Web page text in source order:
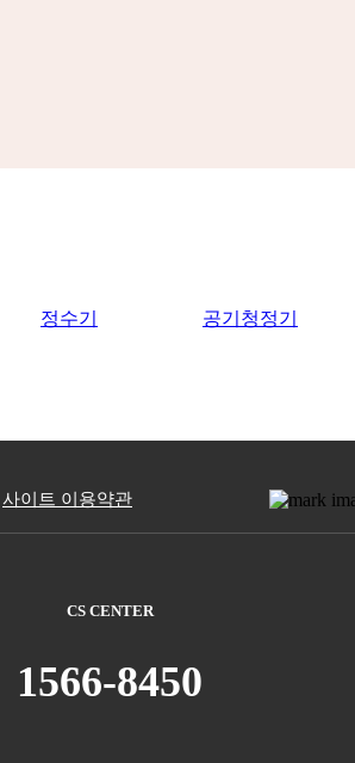
정수기 공기청정기
사이트 이용약관
CS CENTER
1566-8450